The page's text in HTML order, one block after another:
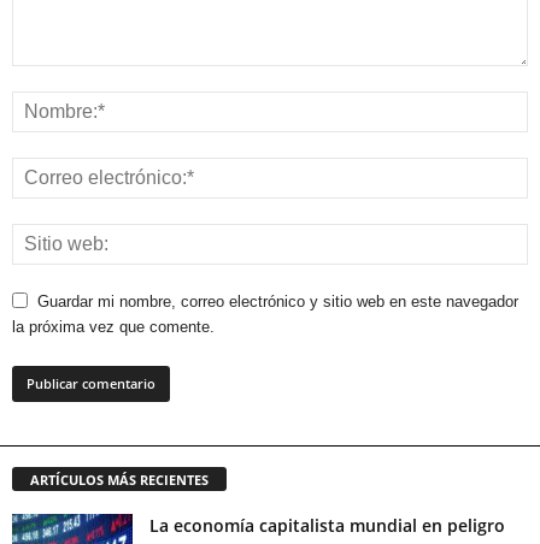
Guardar mi nombre, correo electrónico y sitio web en este navegador
la próxima vez que comente.
ARTÍCULOS MÁS RECIENTES
La economía capitalista mundial en peligro